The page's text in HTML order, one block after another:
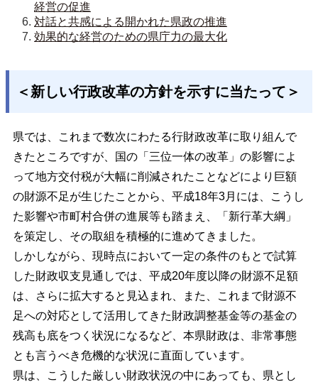
経営の促進
対話と共感による開かれた県政の推進
効果的な経営のための県庁力の最大化
＜新しい行政改革の方針を示すに当たって＞
県では、これまで数次にわたる行財政改革に取り組んで
きたところですが、国の「三位一体の改革」の影響によ
って地方交付税が大幅に削減されたことなどにより巨額
の財源不足が生じたことから、平成18年3月には、こうし
た影響や市町村合併の進展等も踏まえ、「新行革大綱」
を策定し、その取組を積極的に進めてきました。
しかしながら、現時点において一定の条件のもとで試算
した財政収支見通しでは、平成20年度以降の財源不足額
は、さらに拡大すると見込まれ、また、これまで財源不
足への対応として活用してきた財政調整基金等の基金の
残高も底をつく状況になるなど、本県財政は、非常事態
とも言うべき危機的な状況に直面しています。
県は、こうした厳しい財政状況の中にあっても、県とし